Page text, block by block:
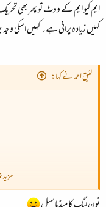
ایم کیو ایم کے ووٹ تو پھر بھی
کہیں زیادہ پرانی ہے۔ کہیں اسکی
لئیق احمد نے کہا: